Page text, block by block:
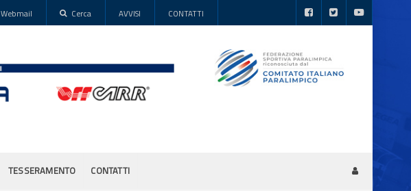
Webmail Cerca AVVISI CONTATTI
TESSERAMENTO CONTATTI